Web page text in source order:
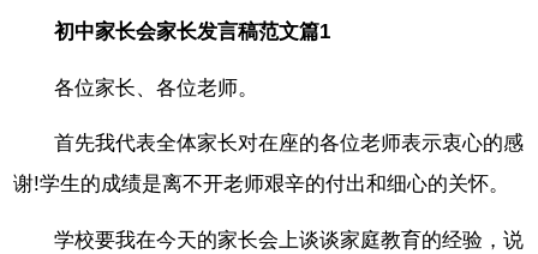
初中家长会家长发言稿范文篇1
各位家长、各位老师。
首先我代表全体家长对在座的各位老师表示衷心的感
谢!学生的成绩是离不开老师艰辛的付出和细心的关怀。
学校要我在今天的家长会上谈谈家庭教育的经验，说